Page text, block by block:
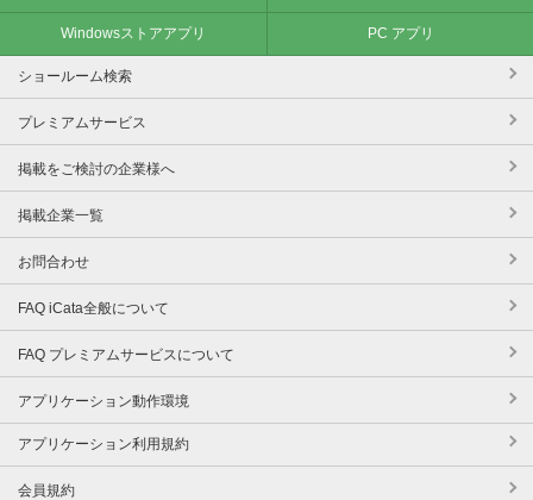
Windowsストアアプリ PC アプリ
ショールーム検索
プレミアムサービス
掲載をご検討の企業様へ
掲載企業一覧
お問合わせ
FAQ iCata全般について
FAQ プレミアムサービスについて
アプリケーション動作環境
アプリケーション利用規約
会員規約